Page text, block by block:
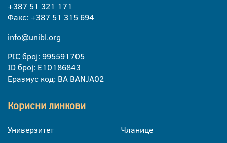
+387 51 321 171
Факс: +387 51 315 694
info@unibl.org
PIC број: 995591705
ID број: E10186843
Еразмус код: BA BANJA02
Корисни линкови
Универзитет
Чланице